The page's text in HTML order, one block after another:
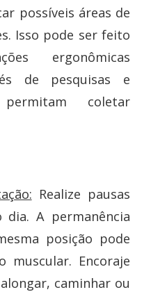
possíveis áreas de
Isso pode ser feito
ergonômicas
de pesquisas e
coletar
Realize pausas
A permanência
posição pode
muscular. Encoraje
caminhar ou